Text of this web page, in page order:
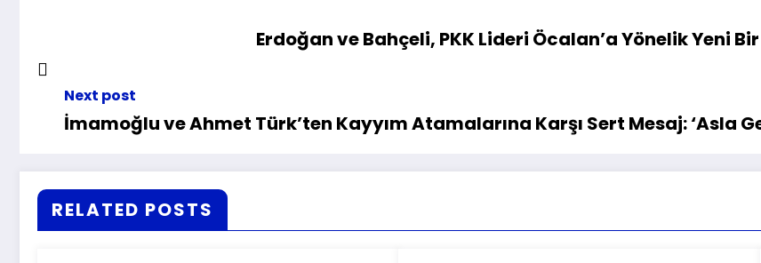
Erdoğan ve Bahçeli, PKK Lideri Öcalan’a Yönelik Yeni
Next post
İmamoğlu ve Ahmet Türk’ten Kayyım Atamalarına Karşı Sert Mesaj: ‘Asla
RELATED POSTS